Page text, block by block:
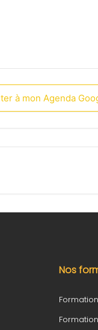
à mon Agenda
Nos